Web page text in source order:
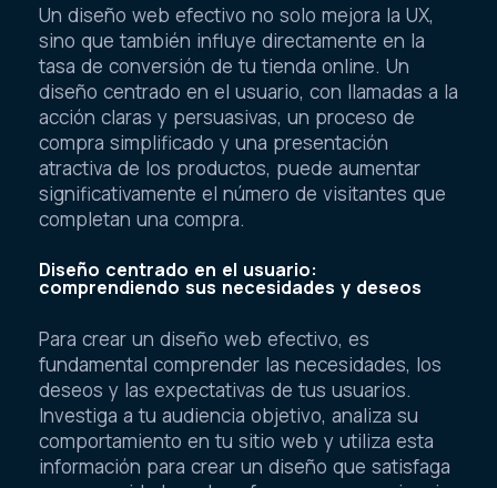
Un diseño web efectivo no solo mejora la UX,
sino que también influye directamente en la
tasa de conversión de tu tienda online. Un
diseño centrado en el usuario, con llamadas a la
acción claras y persuasivas, un proceso de
compra simplificado y una presentación
atractiva de los productos, puede aumentar
significativamente el número de visitantes que
completan una compra.
Diseño centrado en el usuario:
comprendiendo sus necesidades y deseos
Para crear un diseño web efectivo, es
fundamental comprender las necesidades, los
deseos y las expectativas de tus usuarios.
Investiga a tu audiencia objetivo, analiza su
comportamiento en tu sitio web y utiliza esta
información para crear un diseño que satisfaga